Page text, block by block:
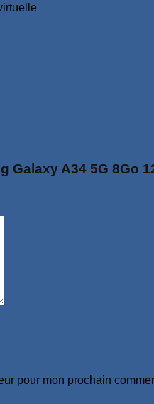
Galaxy A34 5G 8Go
pour mon prochain